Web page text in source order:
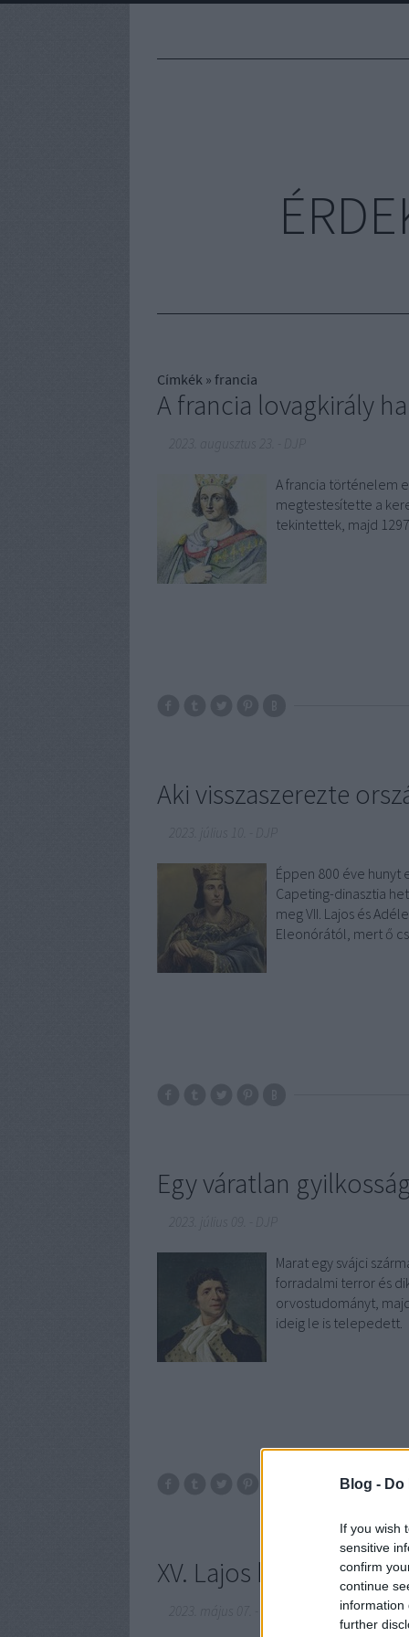
Blog -
If you wish
sensitive
confirm
continue
information
further
Címkék » francia
A francia lovagkirály
A francia történelem
megtestesítette a
tekintettek, majd
Aki visszaszerezte
Éppen 800 éve hunyt
Capeting-dinasztia
meg VII. Lajos és
Eleonórától, mert ő
Egy váratlan
Marat egy svájci
forradalmi terror és
orvostudományt,
ideig le is telepedett.
XV. Lajos halála